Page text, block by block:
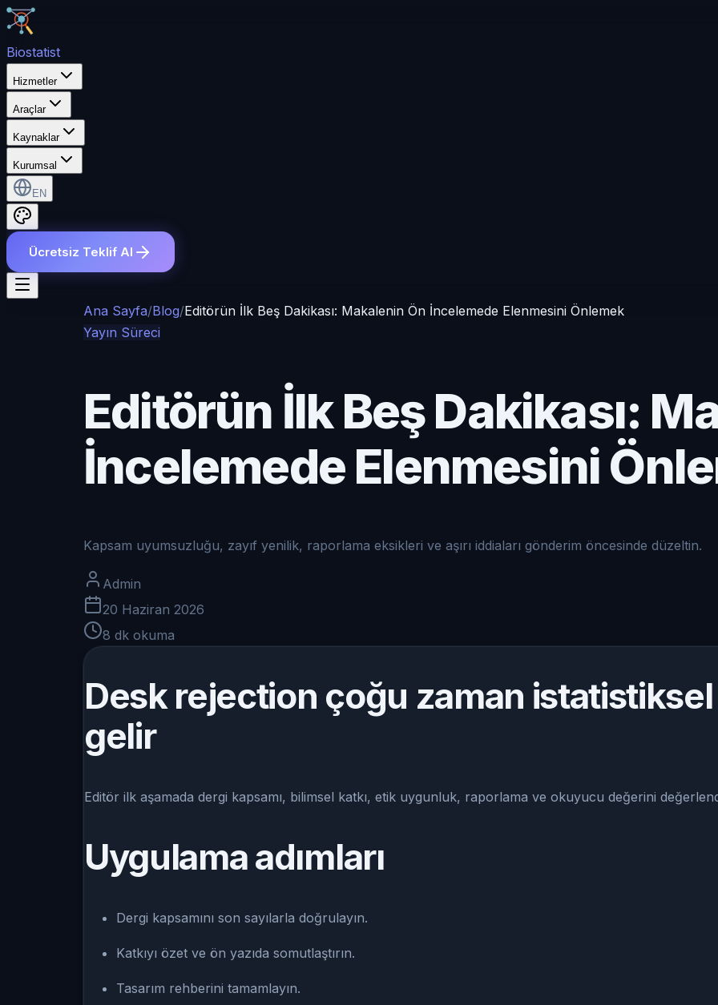
Biostatist
Hizmetler
Araçlar
Kaynaklar
Kurumsal
EN
Ücretsiz Teklif Al
Ana Sayfa/Blog/Editörün İlk Beş Dakikası: Makalenin Ön İncelemede Elenmesini Önlemek
Yayın Süreci
Editörün İlk Beş Dakikası:
İncelemede Elenmesini
Kapsam uyumsuzluğu, zayıf yenilik, raporlama eksikleri ve aşırı iddiaları gönderim öncesinde düzeltin.
Admin
20 Haziran 2026
8 dk okuma
Desk rejection çoğu zaman
gelir
Editör ilk aşamada dergi kapsamı, bilimsel katkı, etik uygunluk, raporlama ve okuyucu değerini
Uygulama adımları
Dergi kapsamını son sayılarla doğrulayın.
Katkıyı özet ve ön yazıda somutlaştırın.
Tasarım rehberini tamamlayın.